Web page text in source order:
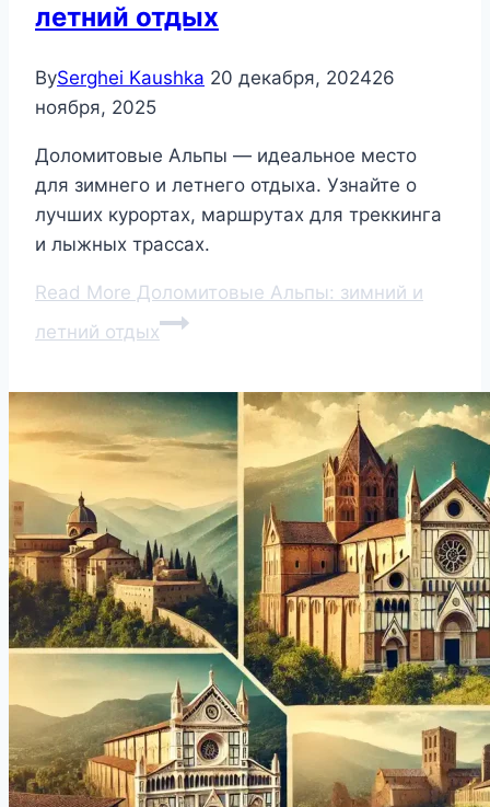
летний отдых
BySerghei Kaushka 20 декабря, 202426
ноября, 2025
Доломитовые Альпы — идеальное место
для зимнего и летнего отдыха. Узнайте о
лучших курортах, маршрутах для треккинга
и лыжных трассах.
Read More Доломитовые Альпы: зимний и
летний отдых